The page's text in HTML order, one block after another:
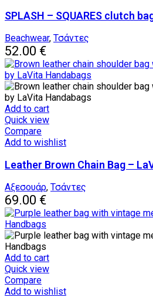
The
may
chosen
on
the
product
page
SPLASH – SQUARES clutch
Beachwear, Τσάντες
52.00 €
Add to cart
Quick view
Compare
Add to wishlist
Leather Brown Chain Bag –
Αξεσουάρ, Τσάντες
69.00 €
Add to cart
Quick view
Compare
Add to wishlist